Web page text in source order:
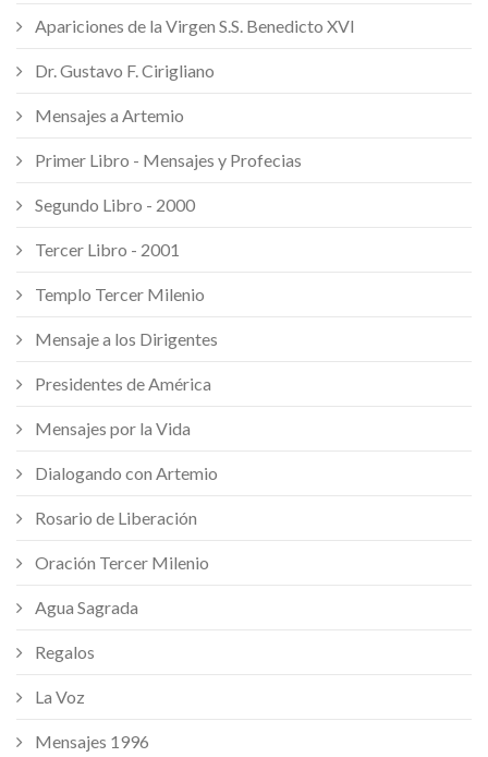
Apariciones de la Virgen S.S. Benedicto XVI
Dr. Gustavo F. Cirigliano
Mensajes a Artemio
Primer Libro - Mensajes y Profecias
Segundo Libro - 2000
Tercer Libro - 2001
Templo Tercer Milenio
Mensaje a los Dirigentes
Presidentes de América
Mensajes por la Vida
Dialogando con Artemio
Rosario de Liberación
Oración Tercer Milenio
Agua Sagrada
Regalos
La Voz
Mensajes 1996